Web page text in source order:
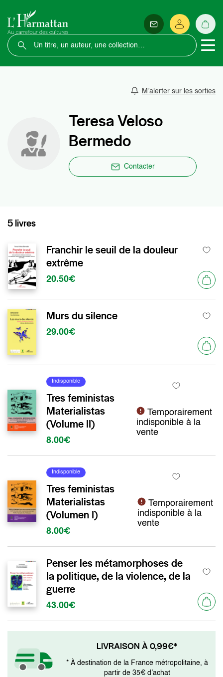
M’alerter sur les sorties
Teresa Veloso
Bermedo
Contacter
5 livres
Franchir le seuil de la douleur
extrême
20.50€
Murs du silence
29.00€
Indisponible
Tres feministas
Materialistas
(Volume II)
8.00€
Temporairement
indisponible à la
vente
Indisponible
Tres feministas
Materialistas
(Volumen I)
8.00€
Temporairement
indisponible à la
vente
Penser les métamorphoses de
la politique, de la violence, de la
guerre
43.00€
LIVRAISON À 0,99€*
* À destination de la France métropolitaine, à
partir de 35€ d’achat